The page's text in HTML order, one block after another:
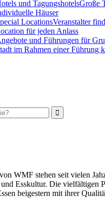
und TagungshotelsGroße
Häuser
LocationsVeranstalter
für jeden Anlass
und Führungen für
im Rahmen einer Führung
WMF stehen seit vielen
Esskultur. Die vielfältigen
beigestern mit ihrer